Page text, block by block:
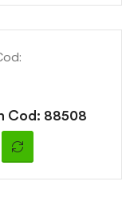
Cod: 88508